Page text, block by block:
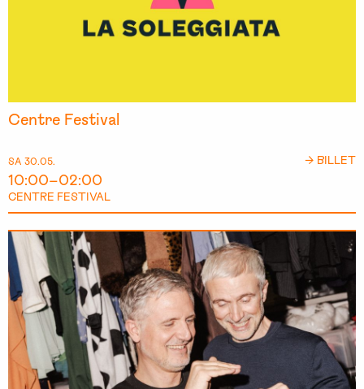
SA 30.05.
10:00–02:00
CENTRE FESTIVAL
Centre Festival
→ BILLET